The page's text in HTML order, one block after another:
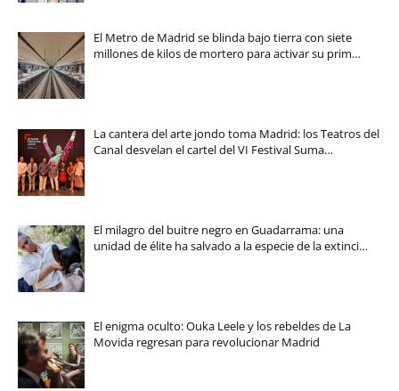
El Metro de Madrid se blinda bajo tierra con siete
millones de kilos de mortero para activar su prim…
La cantera del arte jondo toma Madrid: los Teatros del
Canal desvelan el cartel del VI Festival Suma…
El milagro del buitre negro en Guadarrama: una
unidad de élite ha salvado a la especie de la extinci…
El enigma oculto: Ouka Leele y los rebeldes de La
Movida regresan para revolucionar Madrid